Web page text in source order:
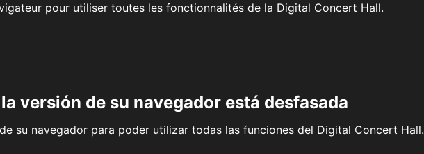
pour utiliser toutes les fonctionnalités de la Digital Concert Hall.
versión de su navegador está desfasada
su navegador para poder utilizar todas las funciones del Digital Concert Hall.